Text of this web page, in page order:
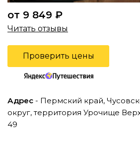
от 9 849 ₽
Читать отзывы
Проверить цены
Адрес - Пермский край,
округ, территория Урочище
49